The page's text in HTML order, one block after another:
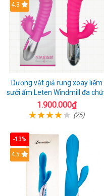
4.3
Dương vật giả rung xoay liếm
sưởi ấm Leten Windmill đa chức
năng
1.900.000₫
(25)
-13%
4.5